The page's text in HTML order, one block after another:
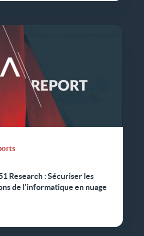
Research : Sécuriser les
de l'informatique en nuage